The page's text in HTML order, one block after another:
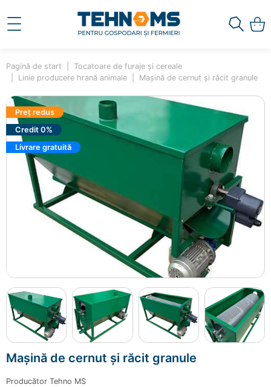
Pagină de start
Tocatoare de furaje și cereale
Linie producere hrană animale
Mașină de cernut și răcit granule
Preț redus
Credit 0%
Livrare gratuită
Mașină de cernut și răcit granule
Producător Tehno MS